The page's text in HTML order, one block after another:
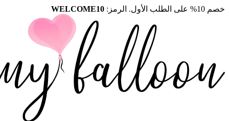
خصم 10% على الطلب الأول. الرمز: WELCOME10